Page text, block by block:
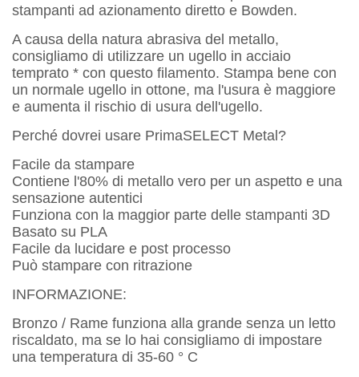
stampanti ad azionamento diretto e Bowden.
A causa della natura abrasiva del metallo,
consigliamo di utilizzare un ugello in acciaio
temprato * con questo filamento. Stampa bene con
un normale ugello in ottone, ma l'usura è maggiore
e aumenta il rischio di usura dell'ugello.
Perché dovrei usare PrimaSELECT Metal?
Facile da stampare
Contiene l'80% di metallo vero per un aspetto e una
sensazione autentici
Funziona con la maggior parte delle stampanti 3D
Basato su PLA
Facile da lucidare e post processo
Può stampare con ritrazione
INFORMAZIONE:
Bronzo / Rame funziona alla grande senza un letto
riscaldato, ma se lo hai consigliamo di impostare
una temperatura di 35-60 ° C